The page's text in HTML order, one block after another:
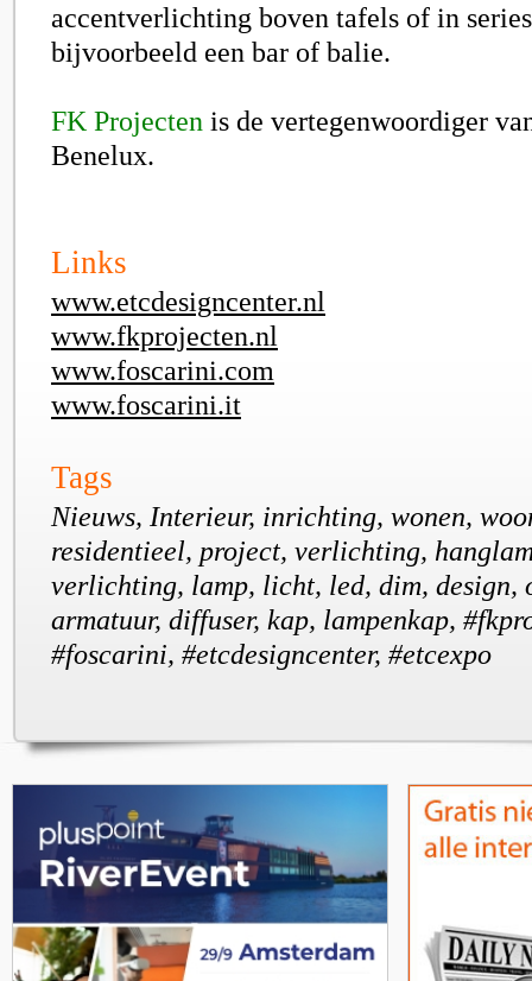
accentverlichting boven tafels of in
bijvoorbeeld een bar of balie.
FK Projecten is de vertegenwoordiger
Benelux.
Links
www.etcdesigncenter.nl
www.fkprojecten.nl
www.foscarini.com
www.foscarini.it
Tags
Nieuws, Interieur, inrichting, wonen,
residentieel, project, verlichting,
verlichting, lamp, licht, led, dim, design,
armatuur, diffuser, kap, lampenkap,
#foscarini, #etcdesigncenter, #etcexpo